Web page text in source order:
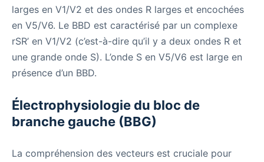
larges en V1/V2 et des ondes R larges et encochées
en V5/V6. Le BBD est caractérisé par un complexe
rSR’ en V1/V2 (c’est-à-dire qu’il y a deux ondes R et
une grande onde S). L’onde S en V5/V6 est large en
présence d’un BBD.
Électrophysiologie du bloc de
branche gauche (BBG)
La compréhension des vecteurs est cruciale pour